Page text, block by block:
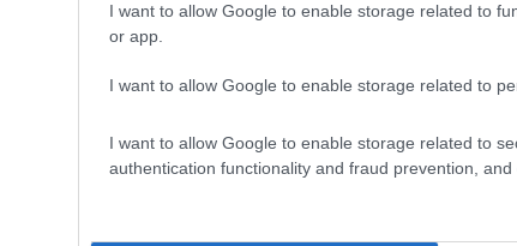
I want to allow Google to enable storage related to
or app.
I want to allow Google to enable storage related to
I want to allow Google to enable storage related to
authentication functionality and fraud prevention, and